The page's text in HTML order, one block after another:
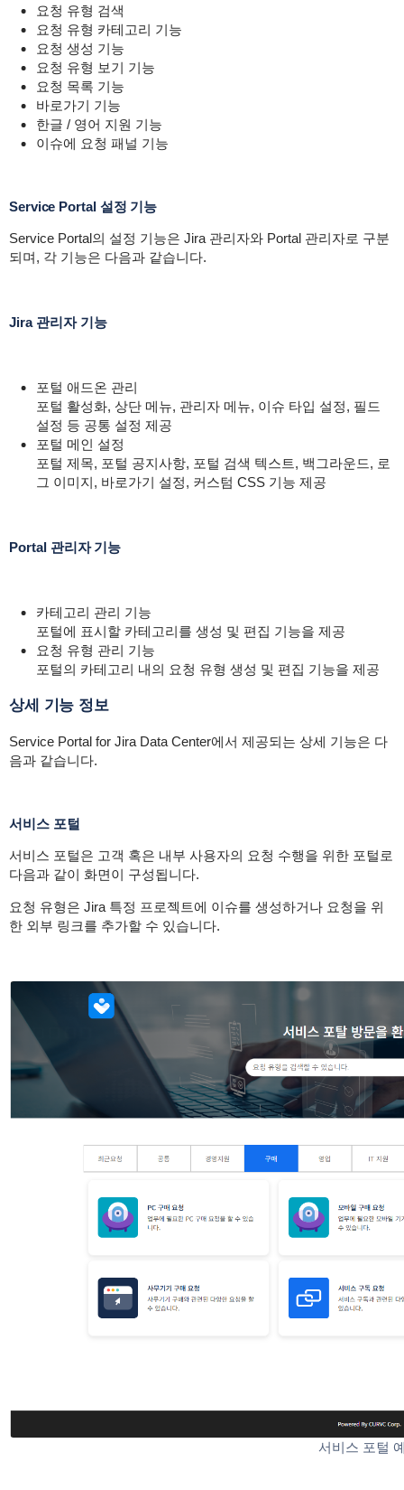
요청 유형 검색
요청 유형 카테고리 기능
요청 생성 기능
요청 유형 보기 기능
요청 목록 기능
바로가기 기능
한글 / 영어 지원 기능
이슈에 요청 패널 기능
Service Portal 설정 기능
Service Portal의 설정 기능은 Jira 관리자와 Portal 관리자로 구분
되며, 각 기능은 다음과 같습니다.
Jira 관리자 기능
포털 애드온 관리
포털 활성화, 상단 메뉴, 관리자 메뉴, 이슈 타입 설정, 필드
설정 등 공통 설정 제공
포털 메인 설정
포털 제목, 포털 공지사항, 포털 검색 텍스트, 백그라운드, 로
그 이미지, 바로가기 설정, 커스텀 CSS 기능 제공
Portal 관리자 기능
카테고리 관리 기능
포털에 표시할 카테고리를 생성 및 편집 기능을 제공
요청 유형 관리 기능
포털의 카테고리 내의 요청 유형 생성 및 편집 기능을 제공
상세 기능 정보
Service Portal for Jira Data Center에서 제공되는 상세 기능은 다
음과 같습니다.
서비스 포털
서비스 포털은 고객 혹은 내부 사용자의 요청 수행을 위한 포털로
다음과 같이 화면이 구성됩니다.
요청 유형은 Jira 특정 프로젝트에 이슈를 생성하거나 요청을 위
한 외부 링크를 추가할 수 있습니다.
서비스 포털